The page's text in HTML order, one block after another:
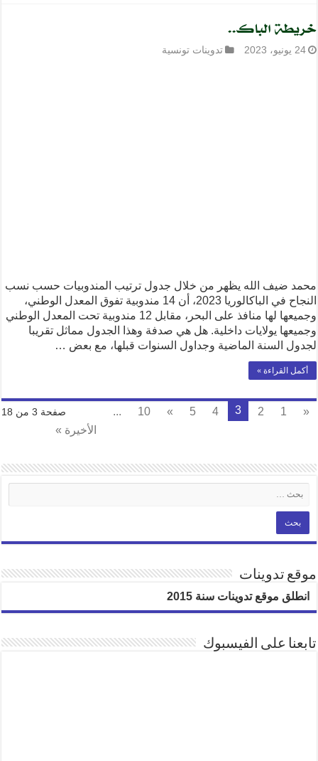
خريطة الباك..
24 يونيو، 2023 تدوينات تونسية
محمد ضيف الله يظهر من خلال جدول ترتيب المندوبيات حسب نسب
النجاح في الباكالوريا 2023، أن 14 مندوبية تفوق المعدل الوطني،
وجميعها لها منافذ على البحر، مقابل 12 مندوبية تحت المعدل الوطني
وجميعها يولايات داخلية. هل هي صدفة وهذا الجدول مماثل تقريبا
لجدول السنة الماضية وجداول السنوات قبلها، مع بعض …
أكمل القراءة »
صفحة 3 من 18 «
1
2
3
4
5
»
10
...
الأخيرة »
موقع تدوينات
انطلق موقع تدوينات سنة 2015
تابعنا على الفيسبوك